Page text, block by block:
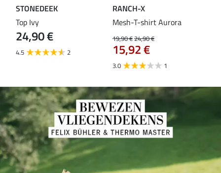
STONEDEEK
Top Ivy
24,90 €
4.5 2
RANCH-X
Mesh-T-shirt Aurora
19,90 €24,90 €
15,92 €
3.0 1